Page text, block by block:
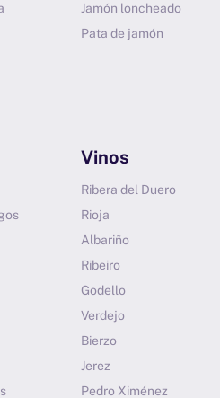
Jamón loncheado
Pata de jamón
Vinos
Ribera del Duero
Rioja
Albariño
Ribeiro
Godello
Verdejo
Bierzo
Jerez
Pedro Ximénez